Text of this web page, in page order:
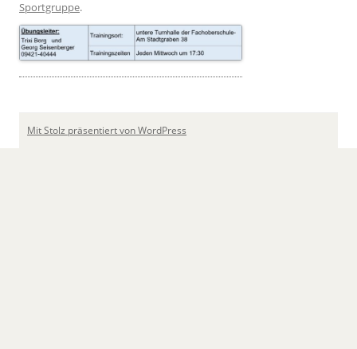
Sportgruppe.
Mit Stolz präsentiert von WordPress